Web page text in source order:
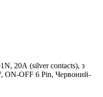
20А (silver contacts), з
ON-OFF 6 Pin, Червоний-